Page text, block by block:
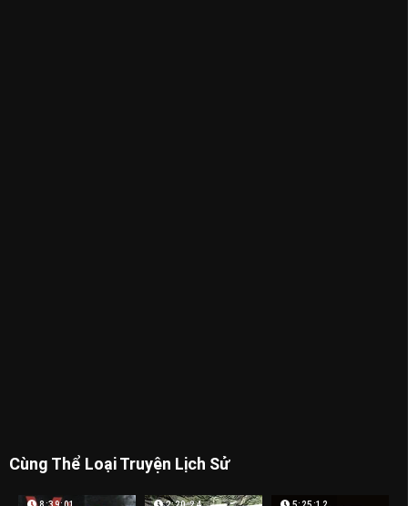
Cùng Thể Loại Truyện Lịch Sử